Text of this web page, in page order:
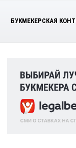
БУКМЕКЕРСКАЯ